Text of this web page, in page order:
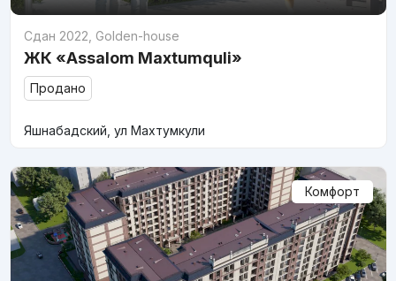
Сдан 2022 Golden-house
ЖК «Assalom Maxtumquli»
Продано
Яшнабадский, ул Махтумкули
Комфорт